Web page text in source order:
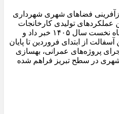
فضاهای شهری شهرداری
عملکردهای تولیدی کارخانجات
آسفالت این سازمان در چهار ماه نخست سال ۱۴۰۵ خبر داد و
با تولید ۹۵ هزار و ۹۱۸ تن آسفالت از ابتدای فروردین تا پایان
پروژه‌های عمرانی، بهسازی
در سطح تبریز فراهم شده